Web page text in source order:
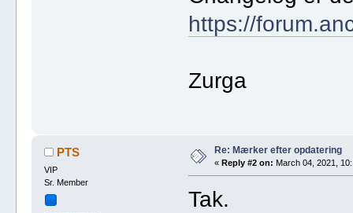
https://
Zurga
PTS
VIP
Sr. Member
Re: Mærker efter opdatering
« Reply #2 on: March 04, 2021,
Tak.